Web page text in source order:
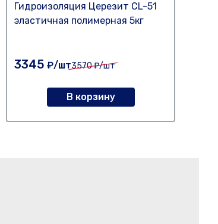
Гидроизоляция Церезит СL-51
эластичная полимерная 5кг
3345 ₽/шт3570₽/шт
В корзину